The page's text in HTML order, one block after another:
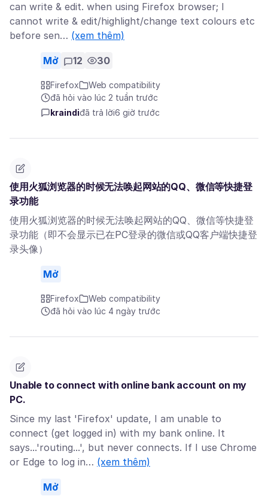
can write & edit. when using Firefox browser; I
cannot write & edit/highlight/change text colours etc
before sen… (xem thêm)
Mở 12 30
Firefox
Web compatibility
đã hỏi vào lúc 2 tuần trước
kraindiđã trả lời6 giờ trước
使用火狐浏览器的时候无法唤起网站的QQ、微信等快捷登
录功能
使用火狐浏览器的时候无法唤起网站的QQ、微信等快捷登
录功能（即不会显示已在PC登录的微信或QQ客户端快捷登
录头像）
Mở
Firefox
Web compatibility
đã hỏi vào lúc 4 ngày trước
Unable to connect with online bank account on my
PC.
Since my last 'Firefox' update, I am unable to
connect (get logged in) with my bank online. It
says...'routing...', but never connects. If I use Chrome
or Edge to log in… (xem thêm)
Mở